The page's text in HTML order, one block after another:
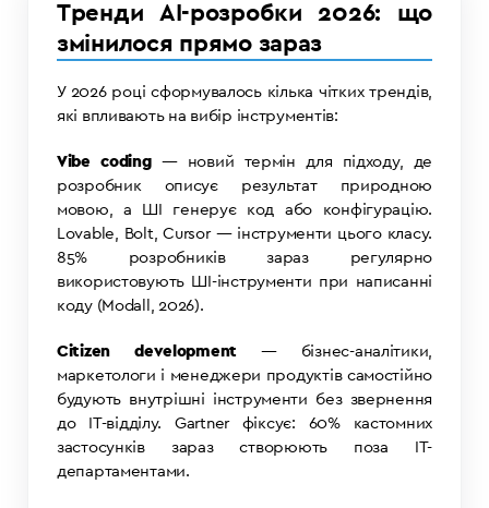
Тренди AI-розробки 2026: що
змінилося прямо зараз
У 2026 році сформувалось кілька чітких трендів,
які впливають на вибір інструментів:
Vibe coding— новий термін для підходу, де
розробник описує результат природною
мовою, а ШІ генерує код або конфігурацію.
Lovable, Bolt, Cursor — інструменти цього класу.
85% розробників зараз регулярно
використовують ШІ-інструменти при написанні
коду (Modall, 2026).
Citizen development— бізнес-аналітики,
маркетологи і менеджери продуктів самостійно
будують внутрішні інструменти без звернення
до IT-відділу. Gartner фіксує: 60% кастомних
застосунків зараз створюють поза IT-
департаментами.